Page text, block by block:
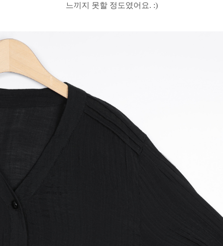
느끼지 못할 정도였어요. :)